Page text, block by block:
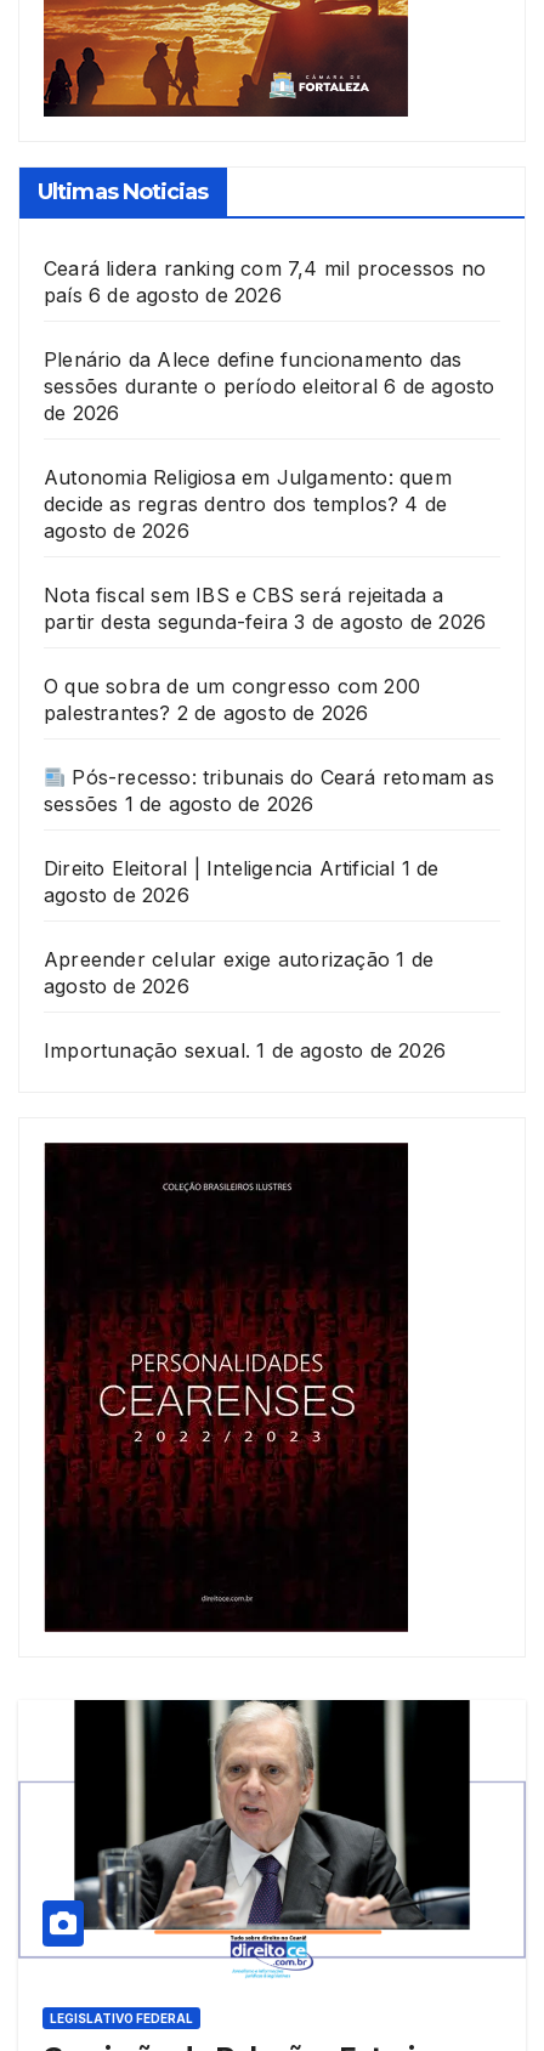
Ultimas Noticias
Ceará lidera ranking com 7,4 mil processos no
país 6 de agosto de 2026
Plenário da Alece define funcionamento das
sessões durante o período eleitoral 6 de agosto
de 2026
Autonomia Religiosa em Julgamento: quem
decide as regras dentro dos templos? 4 de
agosto de 2026
Nota fiscal sem IBS e CBS será rejeitada a
partir desta segunda-feira 3 de agosto de 2026
O que sobra de um congresso com 200
palestrantes? 2 de agosto de 2026
Pós-recesso: tribunais do Ceará retomam as
sessões 1 de agosto de 2026
Direito Eleitoral | Inteligencia Artificial 1 de
agosto de 2026
Apreender celular exige autorização 1 de
agosto de 2026
Importunação sexual. 1 de agosto de 2026
LEGISLATIVO FEDERAL